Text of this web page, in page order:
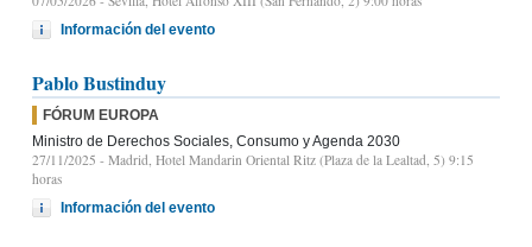
Información del evento
Pablo Bustinduy
FÓRUM EUROPA
Ministro de Derechos Sociales, Consumo y Agenda 2030
27/11/2025 - Madrid, Hotel Mandarin Oriental Ritz (Plaza de la Lealtad, 5) 9:15
horas
Información del evento